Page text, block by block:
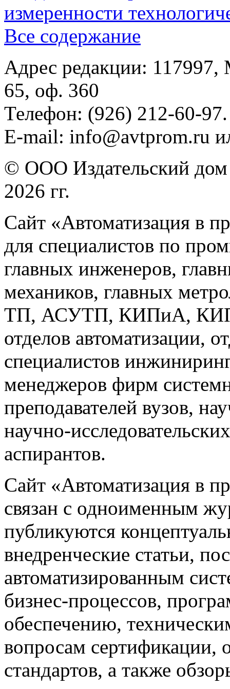
измеренности
Все содержание
Адрес редакции:
65, оф. 360
Телефон: (926) 212-60-97.
E-mail: info@avtprom.ru
© ООО Издательский
2026 гг.
Сайт «Автоматизация в
для специалистов по
главных инженеров,
механиков, главных
ТП, АСУТП, КИПиА, КИП
отделов автоматизации,
специалистов
менеджеров фирм
преподавателей вузов,
научно-
аспирантов.
Сайт «Автоматизация в
связан с одноименным
публикуются
внедренческие статьи,
автоматизированным
бизнес-процессов,
обеспечению,
вопросам
стандартов, а также